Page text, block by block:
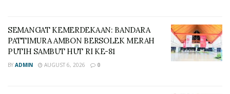
SEMANGAT KEMERDEKAAN: BANDARA
PATTIMURA AMBON BERSOLEK MERAH
PUTIH SAMBUT HUT RI KE-81
BY ADMIN AUGUST 6, 2026 0